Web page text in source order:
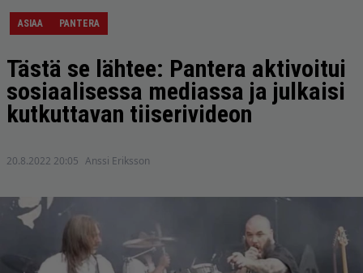
ASIAA PANTERA
Tästä se lähtee: Pantera aktivoitui
sosiaalisessa mediassa ja julkaisi
kutkuttavan tiiserivideon
20.8.2022 20:05 Anssi Eriksson